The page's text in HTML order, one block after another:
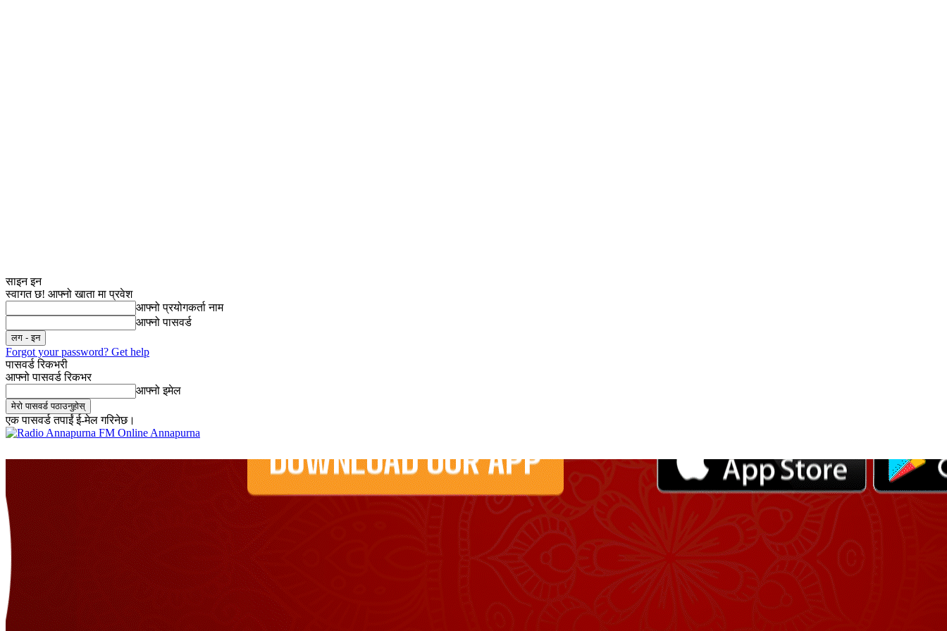
साइन इन
स्वागत छ! आफ्नो खाता मा प्रवेश
आफ्नो प्रयोगकर्ता नाम
आफ्नो पासवर्ड
Forgot your password? Get help
पासवर्ड रिकभरी
आफ्नो पासवर्ड रिकभर
आफ्नो इमेल
एक पासवर्ड तपाईं ई-मेल गरिनेछ।
Online Annapurna